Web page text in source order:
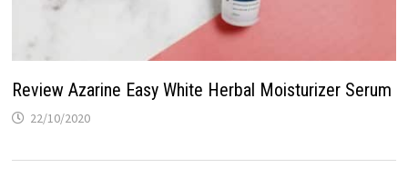
Review Azarine Easy White Herbal Moisturizer Serum
22/10/2020